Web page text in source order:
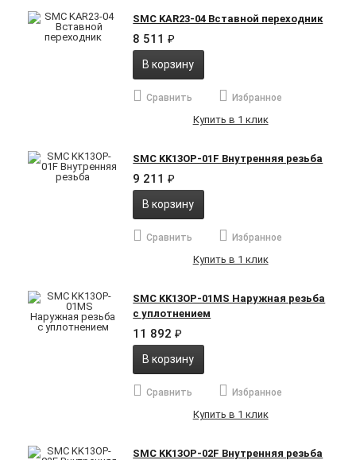
SMC KAR23-04 Вставной переходник
8 511₽
В корзину
Сравнить Избранное
Купить в 1 клик
SMC KK13OP-01F Внутренняя резьба
9 211₽
В корзину
Сравнить Избранное
Купить в 1 клик
SMC KK13OP-01MS Наружная резьба
с уплотнением
11 892₽
В корзину
Сравнить Избранное
Купить в 1 клик
SMC KK13OP-02F Внутренняя резьба